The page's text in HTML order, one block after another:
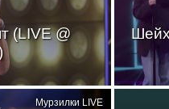
(LIVE @
Мурзилки LIVE